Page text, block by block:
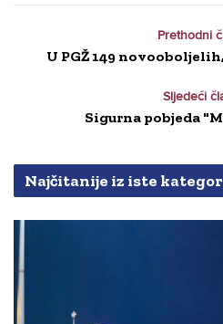
Prethodni
U PGŽ 149
Sljedeći
Sigurna pobjeda
Najčitanije iz iste